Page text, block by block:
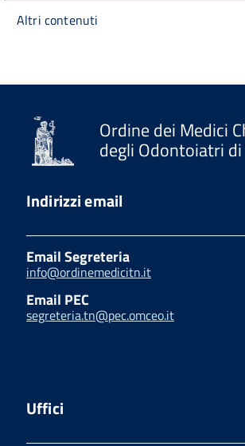
Altri contenuti
Ordine dei Medici
degli Odontoiatri
Indirizzi email
Email Segreteria
info@ordinemedicitn.it
Email PEC
segreteria.tn@pec.omceo.it
Uffici